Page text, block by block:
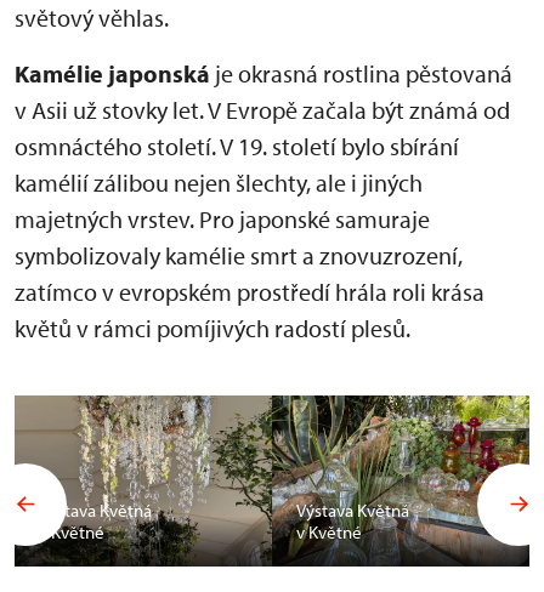
světový věhlas.
Kamélie japonská je okrasná rostlina pěstovaná
v Asii už stovky let. V Evropě začala být známá od
osmnáctého století. V 19. století bylo sbírání
kamélií zálibou nejen šlechty, ale i jiných
majetných vrstev. Pro japonské samuraje
symbolizovaly kamélie smrt a znovuzrození,
zatímco v evropském prostředí hrála roli krása
květů v rámci pomíjivých radostí plesů.
Výstava Květná
v Květné
Výstava Květná
v Květné